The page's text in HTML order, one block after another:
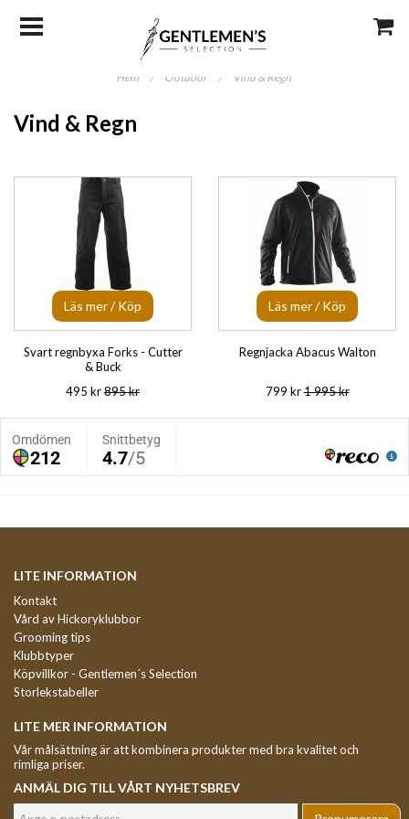
Hem / Outdoor / Vind & Regn
Vind & Regn
Läs mer / Köp
Svart regnbyxa Forks - Cutter
& Buck
495 kr895 kr
Läs mer / Köp
Regnjacka Abacus Walton
799 kr1 995 kr
LITE INFORMATION
Kontakt
Vård av Hickoryklubbor
Grooming tips
Klubbtyper
Köpvillkor - Gentlemen´s Selection
Storlekstabeller
LITE MER INFORMATION
Vår målsättning är att kombinera produkter med bra kvalitet och
rimliga priser.
ANMÄL DIG TILL VÅRT NYHETSBREV